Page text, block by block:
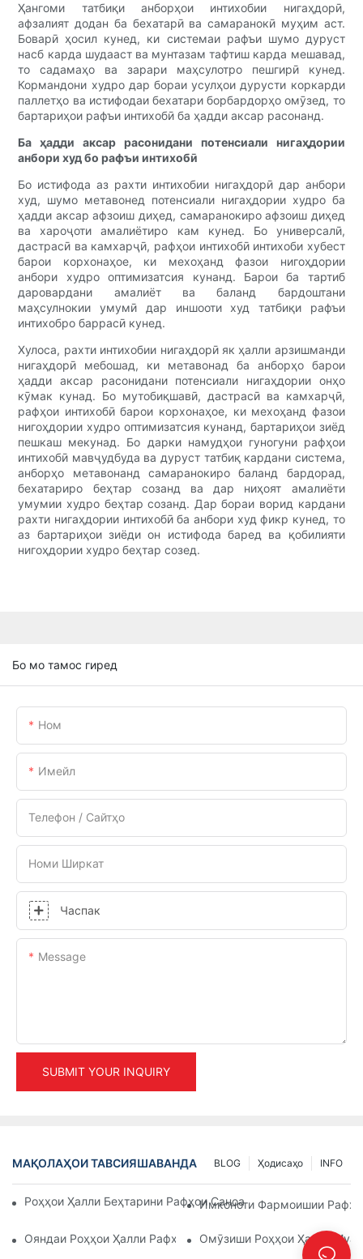
Ҳангоми татбиқи анборҳои интихобии нигаҳдорӣ,
афзалият додан ба бехатарӣ ва самаранокӣ муҳим аст.
Боварӣ ҳосил кунед, ки системаи рафъи шумо дуруст
насб карда шудааст ва мунтазам тафтиш карда мешавад,
то садамаҳо ва зарари маҳсулотро пешгирӣ кунед.
Кормандони худро дар бораи усулҳои дурусти коркарди
паллетҳо ва истифодаи бехатари борбардорҳо омӯзед, то
бартариҳои рафъи интихобӣ ба ҳадди аксар расонанд.
Ба ҳадди аксар расонидани потенсиали нигаҳдории
анбори худ бо рафъи интихобӣ
Бо истифода аз рахти интихобии нигаҳдорӣ дар анбори
худ, шумо метавонед потенсиали нигаҳдории худро ба
ҳадди аксар афзоиш диҳед, самаранокиро афзоиш диҳед
ва хароҷоти амалиётиро кам кунед. Бо универсалӣ,
дастрасӣ ва камхарҷӣ, рафҳои интихобӣ интихоби хубест
барои корхонаҳое, ки мехоҳанд фазои нигоҳдории
анбори худро оптимизатсия кунанд. Барои ба тартиб
даровардани амалиёт ва баланд бардоштани
маҳсулнокии умумӣ дар иншооти худ татбиқи рафъи
интихобро баррасӣ кунед.
Хулоса, рахти интихобии нигаҳдорӣ як ҳалли арзишманди
нигаҳдорӣ мебошад, ки метавонад ба анборҳо барои
ҳадди аксар расонидани потенсиали нигаҳдории онҳо
кӯмак кунад. Бо мутобиқшавӣ, дастрасӣ ва камхарҷӣ,
рафҳои интихобӣ барои корхонаҳое, ки мехоҳанд фазои
нигоҳдории худро оптимизатсия кунанд, бартариҳои зиёд
пешкаш мекунад. Бо дарки намудҳои гуногуни рафҳои
интихобӣ мавҷудбуда ва дуруст татбиқ кардани система,
анборҳо метавонанд самаранокиро баланд бардорад,
бехатариро беҳтар созанд ва дар ниҳоят амалиёти
умумии худро беҳтар созанд. Дар бораи ворид кардани
рахти нигаҳдории интихобӣ ба анбори худ фикр кунед, то
аз бартариҳои зиёди он истифода баред ва қобилияти
нигоҳдории худро беҳтар созед.
Бо мо тамос гиред
Ном
Имейл
Телефон / Сайтҳо
Номи Ширкат
Часпак
Message
SUBMIT YOUR INQUIRY
МАҚОЛАҲОИ ТАВСИЯШАВАНДА INFO
Ҳодисаҳо
BLOG
Роҳҳои Ҳалли Беҳтарини Рафҳои Саноатӣ Барои
Имконоти Фармоишии
Ояндаи Роҳҳои Ҳалли Рафҳои Паллетӣ: Тамоюлҳо Ва
Омӯзиши Роҳҳои Ҳалли